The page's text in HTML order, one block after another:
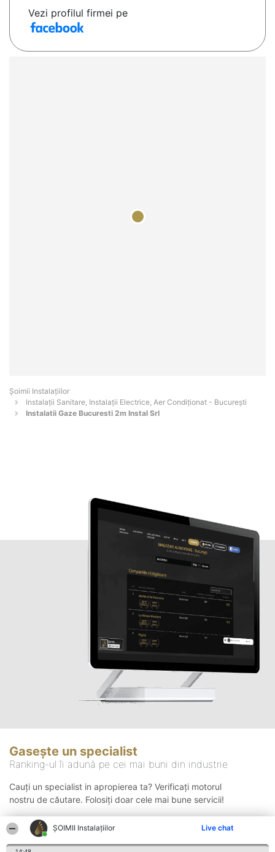
ŞOIMII Instalaţiilor Live chat
Vezi profilul firmei pe
Şoimii Instalaţiilor
Instalații Sanitare, Instalații Electrice, Aer Condiționat - Bucureşti
Instalatii Gaze Bucuresti 2m Instal Srl
Gasește un specialist
Ranking-ul îi adună pe cei mai buni din industrie
Cauți un specialist in apropierea ta? Verificați motorul
nostru de căutare. Folosiți doar cele mai bune servicii!